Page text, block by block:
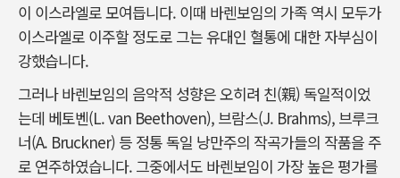
이 이스라엘로 모여듭니다. 이때 바렌보임의 가족 역시 모두가
이스라엘로 이주할 정도로 그는 유대인 혈통에 대한 자부심이
강했습니다.
그러나 바렌보임의 음악적 성향은 오히려 친(親) 독일적이었
는데 베토벤(L. van Beethoven), 브람스(J. Brahms), 브루크
너(A. Bruckner) 등 정통 독일 낭만주의 작곡가들의 작품을 주
로 연주하였습니다. 그중에서도 바렌보임이 가장 높은 평가를